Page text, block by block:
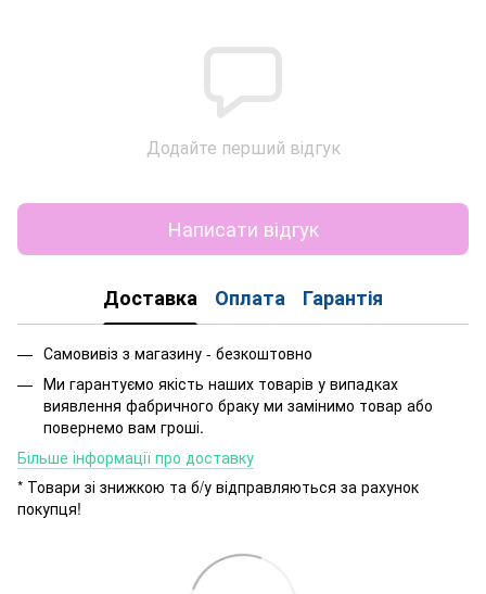
Додайте перший відгук
Написати відгук
Доставка Оплата Гарантія
Самовивіз з магазину - безкоштовно
Ми гарантуємо якість наших товарів у випадках
виявлення фабричного браку ми замінимо товар або
повернемо вам гроші.
Більше інформації про доставку
* Товари зі знижкою та б/у відправляються за рахунок
покупця!